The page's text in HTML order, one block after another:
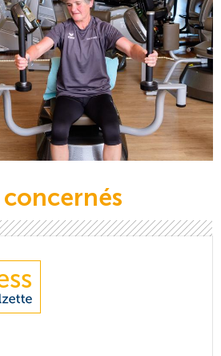
concernés